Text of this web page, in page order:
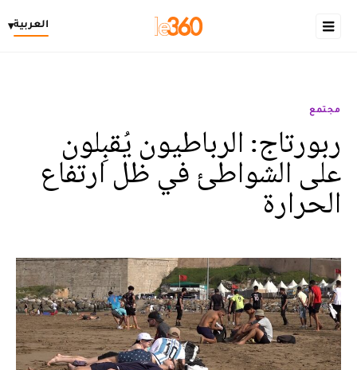
العربية▾
مجتمع
ربورتاج: الرباطيون يُقبِلون
على الشواطئ في ظل ارتفاع
الحرارة